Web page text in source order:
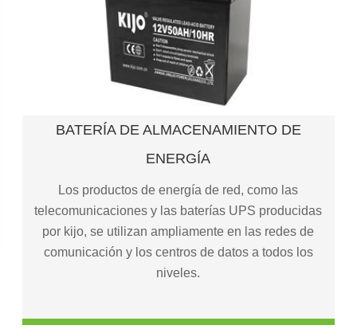
BATERÍA DE ALMACENAMIENTO DE
Serie JM (batería de ciclo profundo AGM)
Serie JL (batería de ciclo profundo AGM)
Serie jlg (batería de ciclo profundo de gel puro)
Serie jpc (baterías de plomo - carbono)
Serie de baterías opzs (baterías sumergidas de
plomo - ácido)
Serie opzv (Célula de ciclo profundo de gel puro)
BATERÍA DE ALMACENAMIENTO DE
ENERGÍA
Los productos de energía de red, como las
telecomunicaciones y las baterías UPS producidas
por kijo, se utilizan ampliamente en las redes de
comunicación y los centros de datos a todos los
niveles.